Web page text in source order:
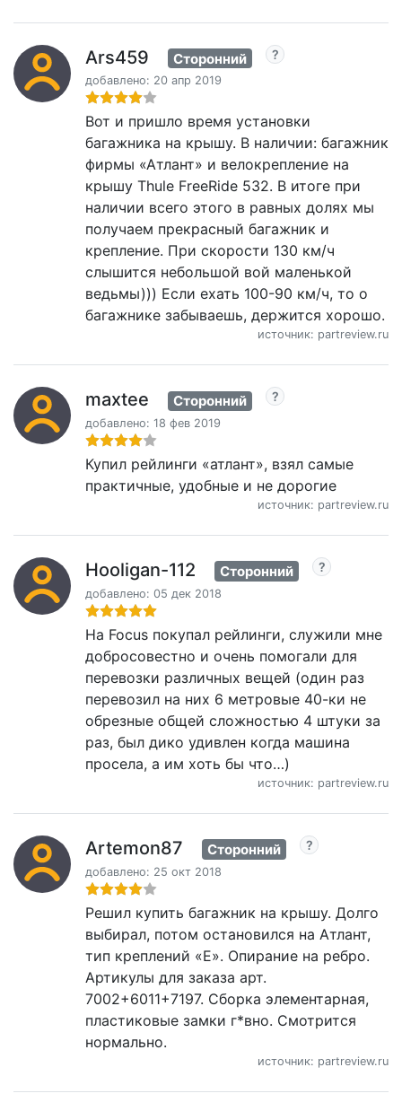
Ars459 Сторонний
добавлено: 20 апр 2019
Вот и пришло время установки
багажника на крышу. В наличии: багажник
фирмы «Атлант» и велокрепление на
крышу Thule FreeRide 532. В итоге при
наличии всего этого в равных долях мы
получаем прекрасный багажник и
крепление. При скорости 130 км/ч
слышится небольшой вой маленькой
ведьмы))) Если ехать 100-90 км/ч, то о
багажнике забываешь, держится хорошо.
источник: partreview.ru
maxtee Сторонний
добавлено: 18 фев 2019
Купил рейлинги «атлант», взял самые
практичные, удобные и не дорогие
источник: partreview.ru
Hooligan-112 Сторонний
добавлено: 05 дек 2018
На Focus покупал рейлинги, служили мне
добросовестно и очень помогали для
перевозки различных вещей (один раз
перевозил на них 6 метровые 40-ки не
обрезные общей сложностью 4 штуки за
раз, был дико удивлен когда машина
просела, а им хоть бы что…)
источник: partreview.ru
Artemon87 Сторонний
добавлено: 25 окт 2018
Решил купить багажник на крышу. Долго
выбирал, потом остановился на Атлант,
тип креплений «Е». Опирание на ребро.
Артикулы для заказа арт.
7002+6011+7197. Сборка элементарная,
пластиковые замки г*вно. Смотрится
нормально.
источник: partreview.ru